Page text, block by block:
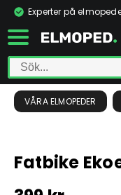
Experter på
VÅRA ELMOPEDER
Fatbike